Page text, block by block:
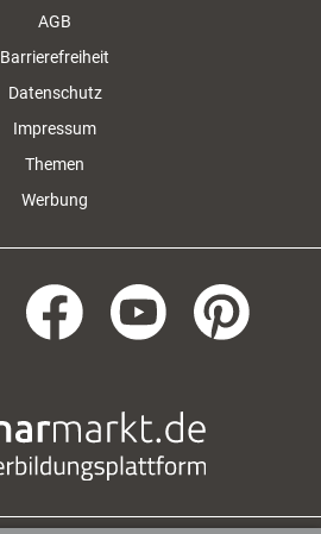
AGB
Barrierefreiheit
Datenschutz
Impressum
Themen
Werbung